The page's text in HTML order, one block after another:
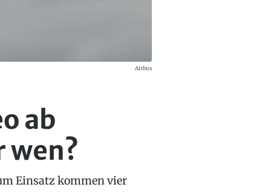
Airbus
ab
wen?
Einsatz kommen vier